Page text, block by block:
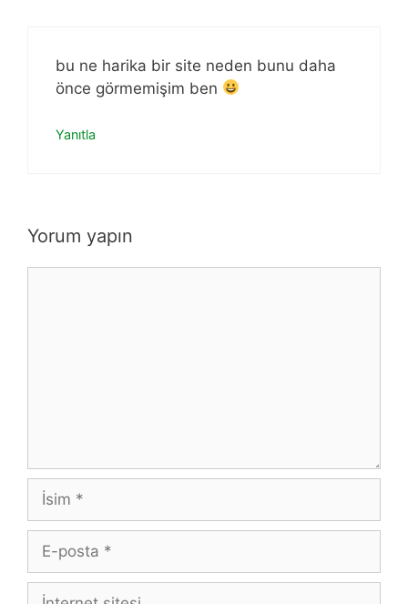
bu ne harika bir site neden bunu daha
önce görmemişim ben
Yanıtla
Yorum yapın
İsim
posta
İnternet